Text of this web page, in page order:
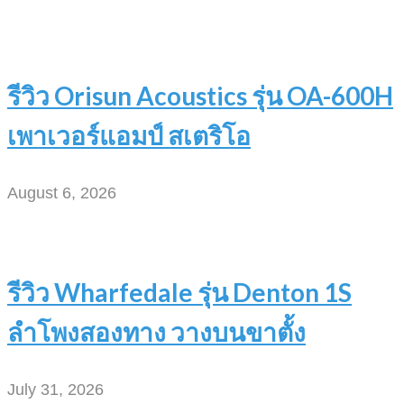
รีวิว Orisun Acoustics รุ่น OA-600H
เพาเวอร์แอมป์ สเตริโอ
August 6, 2026
รีวิว Wharfedale รุ่น Denton 1S
ลำโพงสองทาง วางบนขาตั้ง
July 31, 2026